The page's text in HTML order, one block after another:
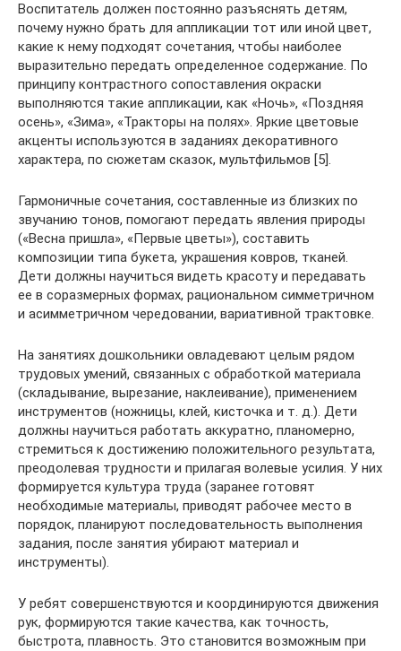
Воспитатель должен постоянно разъяснять детям,
почему нужно брать для аппликации тот или иной цвет,
какие к нему подходят сочетания, чтобы наиболее
выразительно передать определенное содержание. По
принципу контрастного сопоставления окраски
выполняются такие аппликации, как «Ночь», «Поздняя
осень», «Зима», «Тракторы на полях». Яркие цветовые
акценты используются в заданиях декоративного
характера, по сюжетам сказок, мультфильмов [5].
Гармоничные сочетания, составленные из близких по
звучанию тонов, помогают передать явления природы
(«Весна пришла», «Первые цветы»), составить
композиции типа букета, украшения ковров, тканей.
Дети должны научиться видеть красоту и передавать
ее в соразмерных формах, рациональном симметричном
и асимметричном чередовании, вариативной трактовке.
На занятиях дошкольники овладевают целым рядом
трудовых умений, связанных с обработкой материала
(складывание, вырезание, наклеивание), применением
инструментов (ножницы, клей, кисточка и т. д.). Дети
должны научиться работать аккуратно, планомерно,
стремиться к достижению положительного результата,
преодолевая трудности и прилагая волевые усилия. У них
формируется культура труда (заранее готовят
необходимые материалы, приводят рабочее место в
порядок, планируют последовательность выполнения
задания, после занятия убирают материал и
инструменты).
У ребят совершенствуются и координируются движения
рук, формируются такие качества, как точность,
быстрота, плавность. Это становится возможным при